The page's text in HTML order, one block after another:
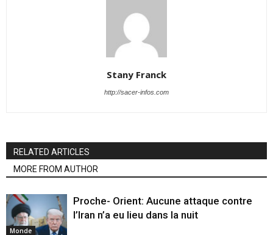
Stany Franck
http://sacer-infos.com
RELATED ARTICLES
MORE FROM AUTHOR
Monde
Proche- Orient: Aucune attaque contre
l’Iran n’a eu lieu dans la nuit